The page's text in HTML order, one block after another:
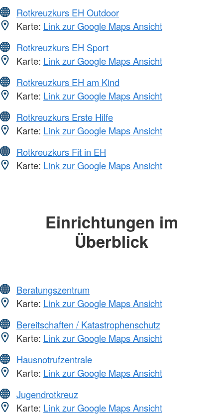
Rotkreuzkurs EH Outdoor
Karte: Link zur Google Maps Ansicht
Rotkreuzkurs EH Sport
Karte: Link zur Google Maps Ansicht
Rotkreuzkurs EH am Kind
Karte: Link zur Google Maps Ansicht
Rotkreuzkurs Erste Hilfe
Karte: Link zur Google Maps Ansicht
Rotkreuzkurs Fit in EH
Karte: Link zur Google Maps Ansicht
Einrichtungen im
Überblick
Beratungszentrum
Karte: Link zur Google Maps Ansicht
Bereitschaften / Katastrophenschutz
Karte: Link zur Google Maps Ansicht
Hausnotrufzentrale
Karte: Link zur Google Maps Ansicht
Jugendrotkreuz
Karte: Link zur Google Maps Ansicht